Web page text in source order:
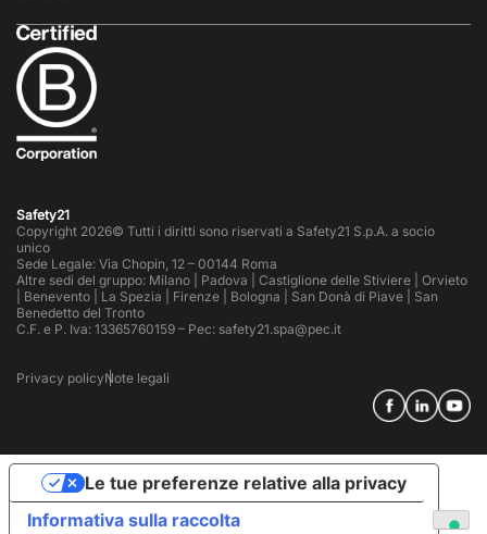
Safety21
Copyright 2026© Tutti i diritti sono riservati a Safety21 S.p.A. a socio
unico
Sede Legale: Via Chopin, 12 – 00144 Roma
Altre sedi del gruppo: Milano | Padova | Castiglione delle Stiviere | Orvieto
| Benevento | La Spezia | Firenze | Bologna | San Donà di Piave | San
Benedetto del Tronto
C.F. e P. Iva: 13365760159 – Pec: safety21.spa@pec.it
Privacy policyNote legali
Informativa sulla raccolta
Le tue preferenze relative alla privacy